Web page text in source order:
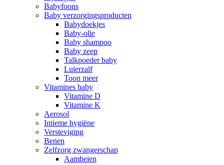
Babyfoons
Baby verzorgingsproducten
Babydoekjes
Baby-olie
Baby shampoo
Baby zeep
Talkpoeder baby
Luierzalf
Toon meer
Vitamines baby
Vitamine D
Vitamine K
Aerosol
Intieme hygiëne
Versteviging
Benen
Zelfzorg zwangerschap
Aambeien